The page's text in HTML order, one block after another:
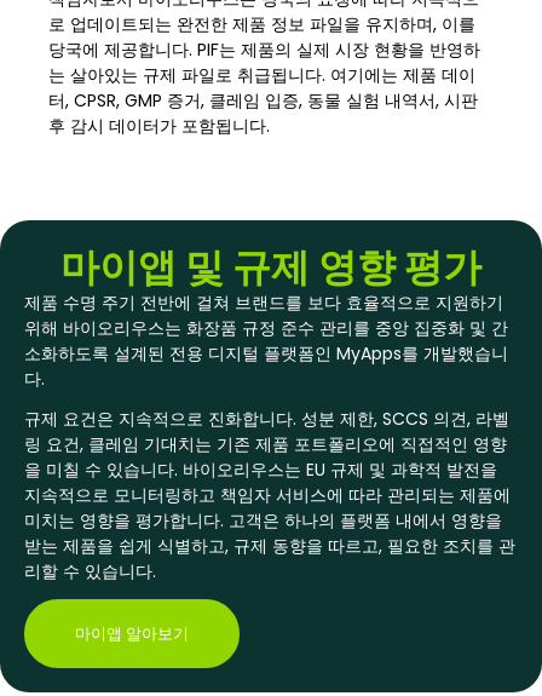
로 업데이트되는 완전한 제품 정보 파일을 유지하며, 이를
당국에 제공합니다. PIF는 제품의 실제 시장 현황을 반영하
는 살아있는 규제 파일로 취급됩니다. 여기에는 제품 데이
터, CPSR, GMP 증거, 클레임 입증, 동물 실험 내역서, 시판
후 감시 데이터가 포함됩니다.
마이앱 및 규제 영향 평가
제품 수명 주기 전반에 걸쳐 브랜드를 보다 효율적으로 지원하기
위해 바이오리우스는 화장품 규정 준수 관리를 중앙 집중화 및 간
소화하도록 설계된 전용 디지털 플랫폼인 MyApps를 개발했습니
다.
규제 요건은 지속적으로 진화합니다. 성분 제한, SCCS 의견, 라벨
링 요건, 클레임 기대치는 기존 제품 포트폴리오에 직접적인 영향
을 미칠 수 있습니다. 바이오리우스는 EU 규제 및 과학적 발전을
지속적으로 모니터링하고 책임자 서비스에 따라 관리되는 제품에
미치는 영향을 평가합니다. 고객은 하나의 플랫폼 내에서 영향을
받는 제품을 쉽게 식별하고, 규제 동향을 따르고, 필요한 조치를 관
리할 수 있습니다.
마이앱 알아보기